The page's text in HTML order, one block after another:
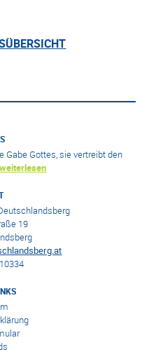
Gabe Gottes, sie vertreibt den
weiterlesen
19